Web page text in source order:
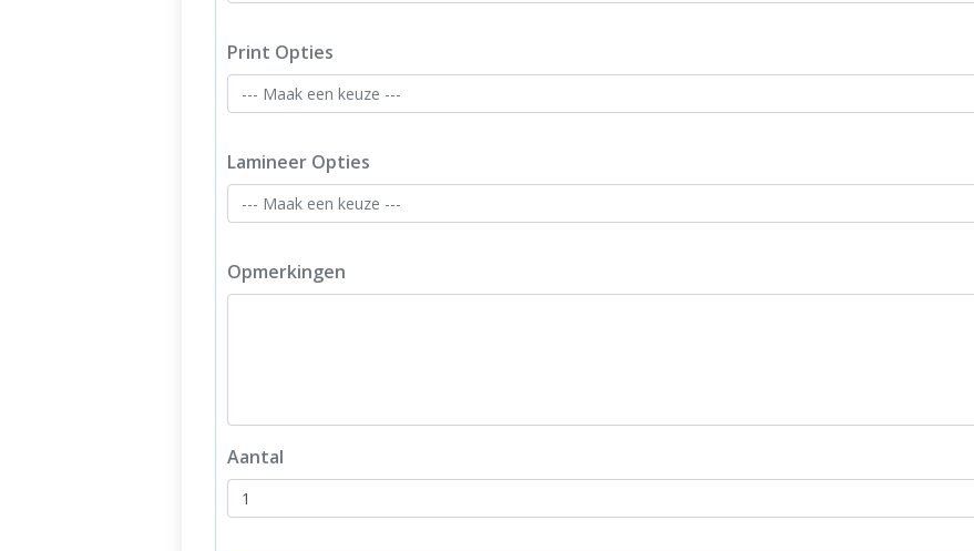
Print Opties
Lamineer Opties
Opmerkingen
Aantal